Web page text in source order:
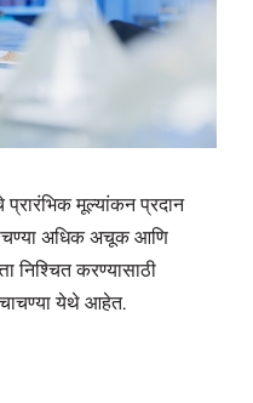
प्रारंभिक मूल्यांकन प्रदान
अधिक अचूक आणि
निश्चित करण्यासाठी
चाचण्या येथे आहेत.